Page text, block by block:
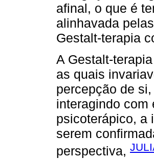
afinal, o que é
alinhavada
Gestalt-terapia
A Gestalt-
as quais
percepção de
interagindo com
psicoterápico, a
serem
perspectiva,